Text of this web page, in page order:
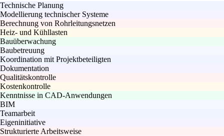
Technische Planung
Modellierung technischer Systeme
Berechnung von Rohrleitungsnetzen
Heiz- und Kühllasten
Bauüberwachung
Baubetreuung
Koordination mit Projektbeteiligten
Dokumentation
Qualitätskontrolle
Kostenkontrolle
Kenntnisse in CAD-Anwendungen
BIM
Teamarbeit
Eigeninitiative
Strukturierte Arbeitsweise